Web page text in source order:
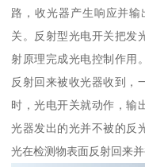
路，收光器产生响应并
关。反射型光电开关把发
射原理完成光电控制作用
反射回来被收光器收到，
时，光电开关就动作，输
光器发出的光并不被的反
光在检测物表面反射回来